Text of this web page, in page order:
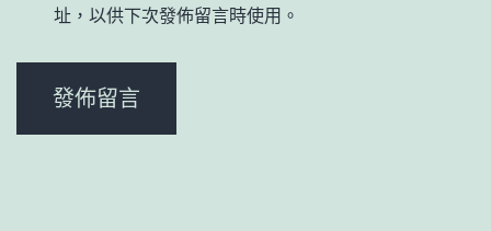
址，以供下次發佈留言時使用。